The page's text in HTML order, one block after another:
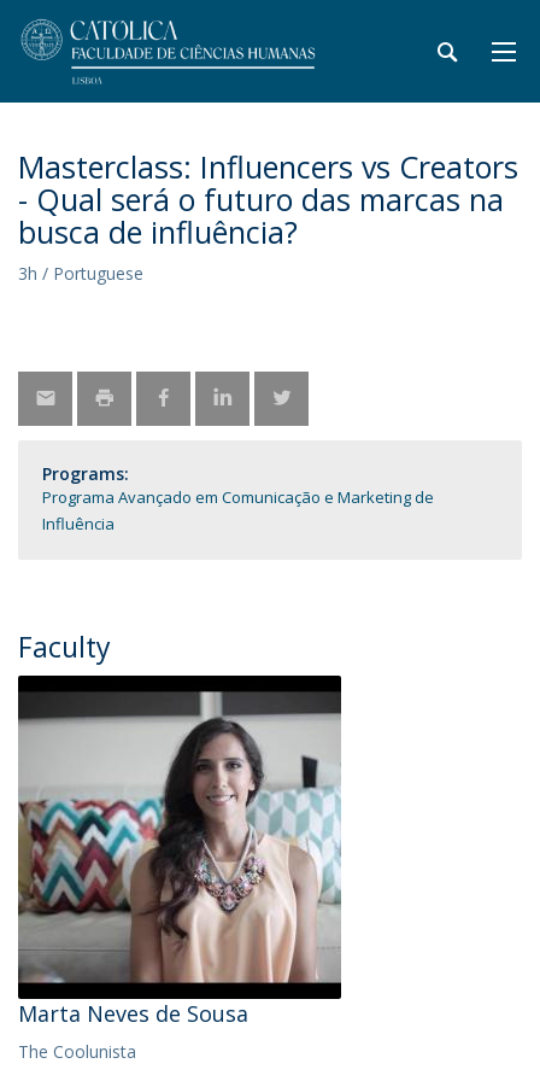
Masterclass: Influencers vs Creators
- Qual será o futuro das marcas na
busca de influência?
3h / Portuguese
Programs:
Programa Avançado em Comunicação e Marketing de
Influência
Faculty
Marta Neves de Sousa
The Coolunista